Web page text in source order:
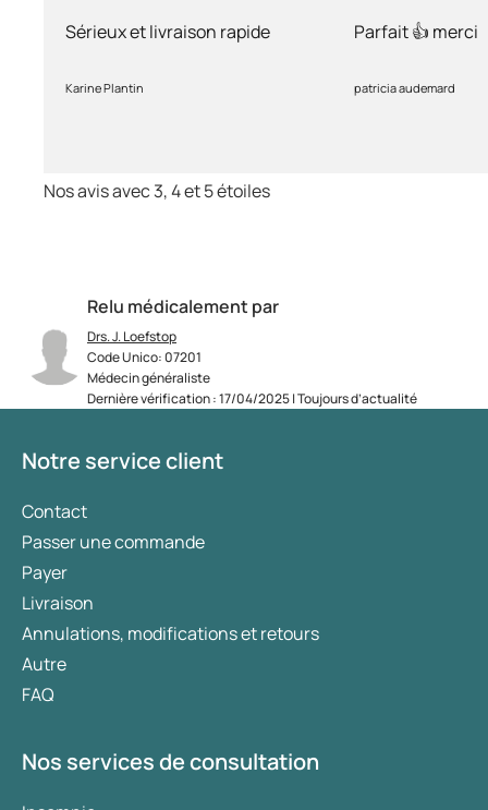
Relu médicalement par
Drs. J. Loefstop
Code Unico: 07201
Médecin généraliste
Dernière vérification : 17/04/2025 | Toujours d’actualité
Sérieux et livraison rapide
Karine Plantin
Parfait 👍 merci
patricia audemard
Nos avis avec 3, 4 et 5 étoiles
Notre service client
Contact
Passer une commande
Payer
Livraison
Annulations, modifications et retours
Autre
FAQ
Nos services de consultation